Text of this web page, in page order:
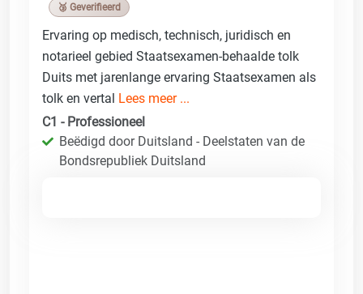
🥉 Geverifieerd
Ervaring op medisch, technisch, juridisch en
notarieel gebied Staatsexamen-behaalde tolk
Duits met jarenlange ervaring Staatsexamen als
tolk en vertal Lees meer ...
C1 - Professioneel
Beëdigd door Duitsland - Deelstaten van de
Bondsrepubliek Duitsland